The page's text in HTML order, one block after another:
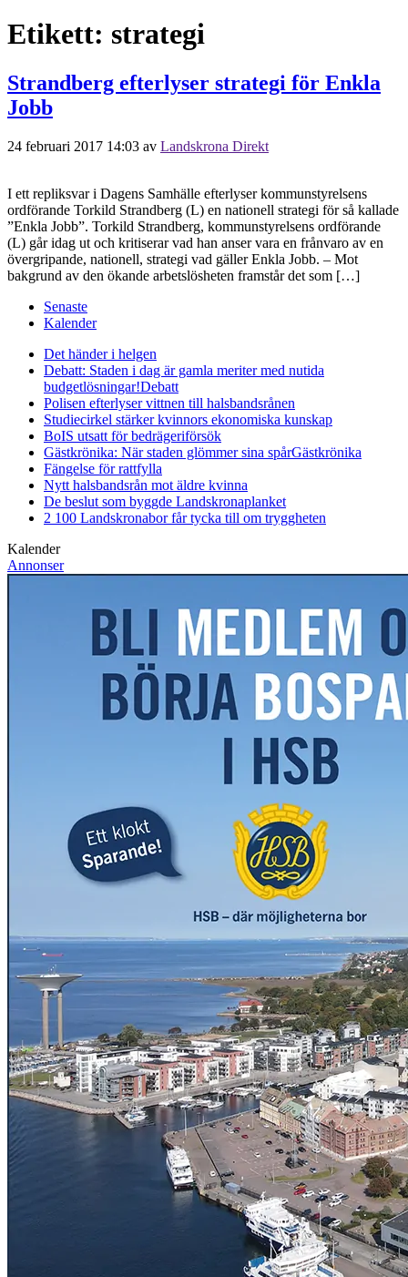
Etikett: strategi
Strandberg efterlyser strategi för Enkla
Jobb
24 februari 2017 14:03 av Landskrona Direkt
I ett repliksvar i Dagens Samhälle efterlyser kommunstyrelsens
ordförande Torkild Strandberg (L) en nationell strategi för så kallade
”Enkla Jobb”. Torkild Strandberg, kommunstyrelsens ordförande
(L) går idag ut och kritiserar vad han anser vara en frånvaro av en
övergripande, nationell, strategi vad gäller Enkla Jobb. – Mot
bakgrund av den ökande arbetslösheten framstår det som […]
Senaste
Kalender
Det händer i helgen
Debatt: Staden i dag är gamla meriter med nutida
budgetlösningar!Debatt
Polisen efterlyser vittnen till halsbandsrånen
Studiecirkel stärker kvinnors ekonomiska kunskap
BoIS utsatt för bedrägeriförsök
Gästkrönika: När staden glömmer sina spårGästkrönika
Fängelse för rattfylla
Nytt halsbandsrån mot äldre kvinna
De beslut som byggde Landskronaplanket
2 100 Landskronabor får tycka till om tryggheten
Kalender
Annonser